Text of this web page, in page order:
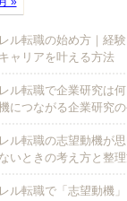
ル転職の始め方｜経
ャリアを叶える方法
ル転職で企業研究は
につながる企業研究
ル転職の志望動機が
いときの考え方と整
ル転職で「志望動機」